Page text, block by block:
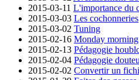
2015-03-11 L'importance du
2015-03-03 Les cochonneries
2015-03-02 Tuning
2015-02-16 Monday morning
2015-02-13 Pédagogie
2015-02-04 Pédagogie
2015-02-02 Convertir un